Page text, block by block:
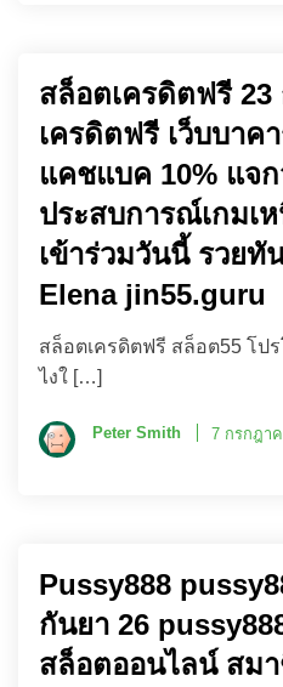
สล็อตเครดิตฟรี 23
เครดิตฟรี เว็บบาค
แคชแบค 10% แจก
ประสบการณ์เกมเ
เข้าร่วมวันนี้ รวยทั
Elena jin55.guru
สล็อตเครดิตฟรี สล็อต55 โป
ไงใ […]
Peter Smith 7 กรกฎา
Pussy888
กันยา 26
สล็อตออนไลน์ สม